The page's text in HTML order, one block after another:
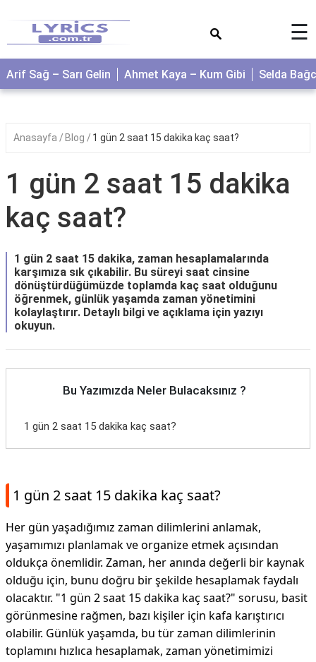
☰
Arif Sağ – Sarı Gelin Ahmet Kaya – Kum Gibi Selda
Anasayfa Blog 1 gün 2 saat 15 dakika kaç saat?
1 gün 2 saat 15 dakika
kaç saat?
1 gün 2 saat 15 dakika, zaman hesaplamalarında
karşımıza sık çıkabilir. Bu süreyi saat cinsine
dönüştürdüğümüzde toplamda kaç saat olduğunu
öğrenmek, günlük yaşamda zaman yönetimini
kolaylaştırır. Detaylı bilgi ve açıklama için yazıyı
okuyun.
Bu Yazımızda Neler Bulacaksınız ?
1 gün 2 saat 15 dakika kaç saat?
1 gün 2 saat 15 dakika kaç saat?
Her gün yaşadığımız zaman dilimlerini anlamak,
yaşamımızı planlamak ve organize etmek açısından
oldukça önemlidir. Zaman, her anında değerli bir kaynak
olduğu için, bunu doğru bir şekilde hesaplamak faydalı
olacaktır. "1 gün 2 saat 15 dakika kaç saat?" sorusu, basit
görünmesine rağmen, bazı kişiler için kafa karıştırıcı
olabilir. Günlük yaşamda, bu tür zaman dilimlerinin
toplamını hızlıca hesaplamak, zaman yönetimimizi